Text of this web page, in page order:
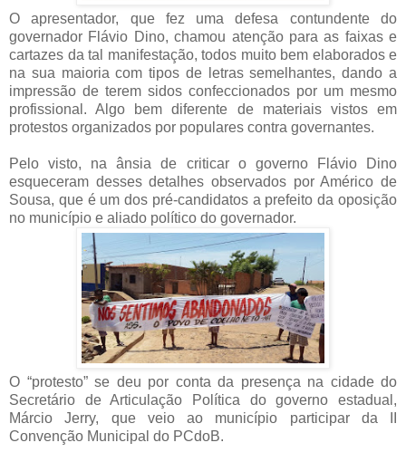
O apresentador, que fez uma defesa contundente do
governador Flávio Dino, chamou atenção para as faixas e
cartazes da tal manifestação, todos muito bem elaborados e
na sua maioria com tipos de letras semelhantes, dando a
impressão de terem sidos confeccionados por um mesmo
profissional. Algo bem diferente de materiais vistos em
protestos organizados por populares contra governantes.
Pelo visto, na ânsia de criticar o governo Flávio Dino
esqueceram desses detalhes observados por Américo de
Sousa, que é um dos pré-candidatos a prefeito da oposição
no município e aliado político do governador.
O “protesto” se deu por conta da presença na cidade do
Secretário de Articulação Política do governo estadual,
Márcio Jerry, que veio ao município participar da II
Convenção Municipal do PCdoB.